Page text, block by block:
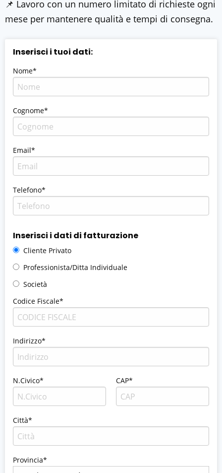
📌 Lavoro con un numero limitato di richieste ogni
mese per mantenere qualità e tempi di consegna.
Inserisci i tuoi dati:
Nome*
Cognome*
Email*
Telefono*
Inserisci i dati di fatturazione
Cliente Privato
Professionista/Ditta Individuale
Società
Codice Fiscale*
Indirizzo*
N.Civico* CAP*
Città*
Provincia*